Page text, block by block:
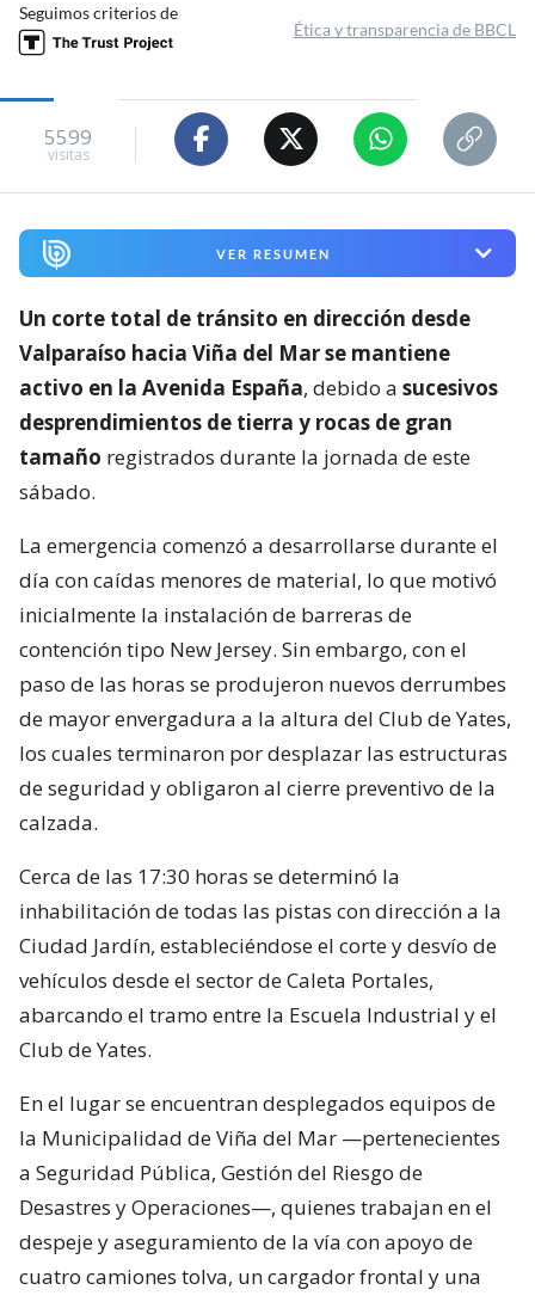
Seguimos criterios de
Ética y transparencia de BBCL
5599
visitas
VER RESUMEN
Un corte total de tránsito en dirección desde
Valparaíso hacia Viña del Mar se mantiene
activo en la Avenida España, debido a sucesivos
desprendimientos de tierra y rocas de gran
tamaño registrados durante la jornada de este
sábado.
La emergencia comenzó a desarrollarse durante el
día con caídas menores de material, lo que motivó
inicialmente la instalación de barreras de
contención tipo New Jersey. Sin embargo, con el
paso de las horas se produjeron nuevos derrumbes
de mayor envergadura a la altura del Club de Yates,
los cuales terminaron por desplazar las estructuras
de seguridad y obligaron al cierre preventivo de la
calzada.
Cerca de las 17:30 horas se determinó la
inhabilitación de todas las pistas con dirección a la
Ciudad Jardín, estableciéndose el corte y desvío de
vehículos desde el sector de Caleta Portales,
abarcando el tramo entre la Escuela Industrial y el
Club de Yates.
En el lugar se encuentran desplegados equipos de
la Municipalidad de Viña del Mar —pertenecientes
a Seguridad Pública, Gestión del Riesgo de
Desastres y Operaciones—, quienes trabajan en el
despeje y aseguramiento de la vía con apoyo de
cuatro camiones tolva, un cargador frontal y una